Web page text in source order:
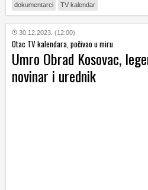
dokumentarci TV kalendar
30.12.2023. (12:00)
Otac TV kalendara, počivao u miru
Umro Obrad Kosovac,
novinar i urednik